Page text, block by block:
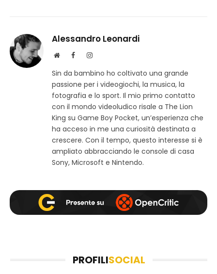
Alessandro Leonardi
S
t
o
w
F
c
e
b
I
s
t
a
m
Sin da bambino ho coltivato una grande
passione per i videogiochi, la musica, la
fotografia e lo sport. Il mio primo contatto
con il mondo videoludico risale a The Lion
King su Game Boy Pocket, un’esperienza che
ha acceso in me una curiosità destinata a
crescere. Con il tempo, questo interesse si è
ampliato abbracciando le console di casa
Sony, Microsoft e Nintendo.
PROFILISOCIAL